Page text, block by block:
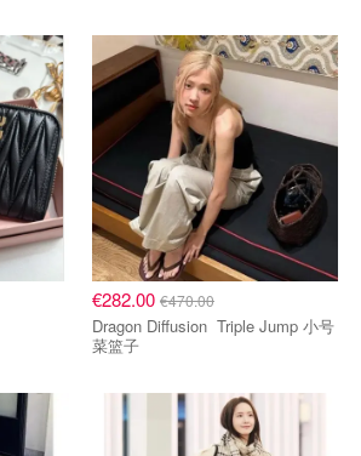
€282.00 €470.00
Dragon Diffusion Triple Jump 小号
菜篮子